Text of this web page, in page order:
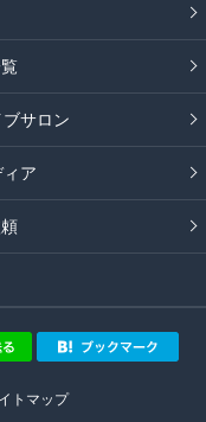
サロン
ア
トマップ